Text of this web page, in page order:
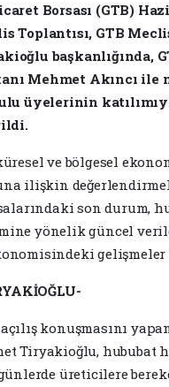
Borsası (GTB)
Toplantısı, GTB
başkanlığında,
Mehmet Akıncı ile
üyelerinin
ve bölgesel
ilişkin
son durum,
yönelik güncel
gelişmeler
konuşmasını
Tiryakioğlu, hububat
günlerde üreticilere